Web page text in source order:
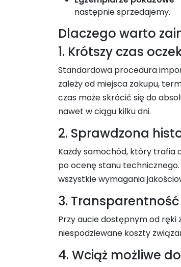
następnie sprzedajemy.
Dlaczego warto
1. Krótszy czas
Standardowa procedura
zależy od miejsca zakupu,
czas może skrócić się do
nawet w ciągu kilku dni.
2. Sprawdzona
Każdy samochód, który trafia
po ocenę stanu
wszystkie wymagania
3.
Przy aucie dostępnym od ręki
niespodziewane koszty
4. Wciąż możliwe